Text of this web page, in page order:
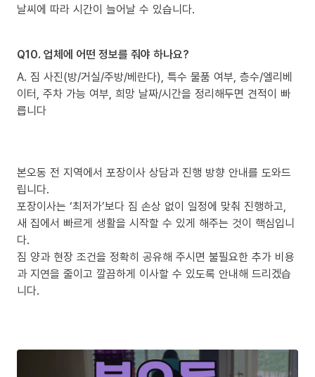
날씨에 따라 시간이 늘어날 수 있습니다.
Q10. 업체에 어떤 정보를 줘야 하나요?
A. 짐 사진(방/거실/주방/베란다), 특수 물품 여부, 층수/엘리베
이터, 주차 가능 여부, 희망 날짜/시간을 정리해두면 견적이 빠
릅니다
본오동 전 지역에서 포장이사 상담과 진행 방향 안내를 도와드
립니다.
포장이사는 ‘최저가’보다 짐 손상 없이 일정에 맞춰 진행하고,
새 집에서 빠르게 생활을 시작할 수 있게 해주는 것이 핵심입니
다.
짐 양과 현장 조건을 정확히 공유해 주시면 불필요한 추가 비용
과 지연을 줄이고 깔끔하게 이사할 수 있도록 안내해 드리겠습
니다.